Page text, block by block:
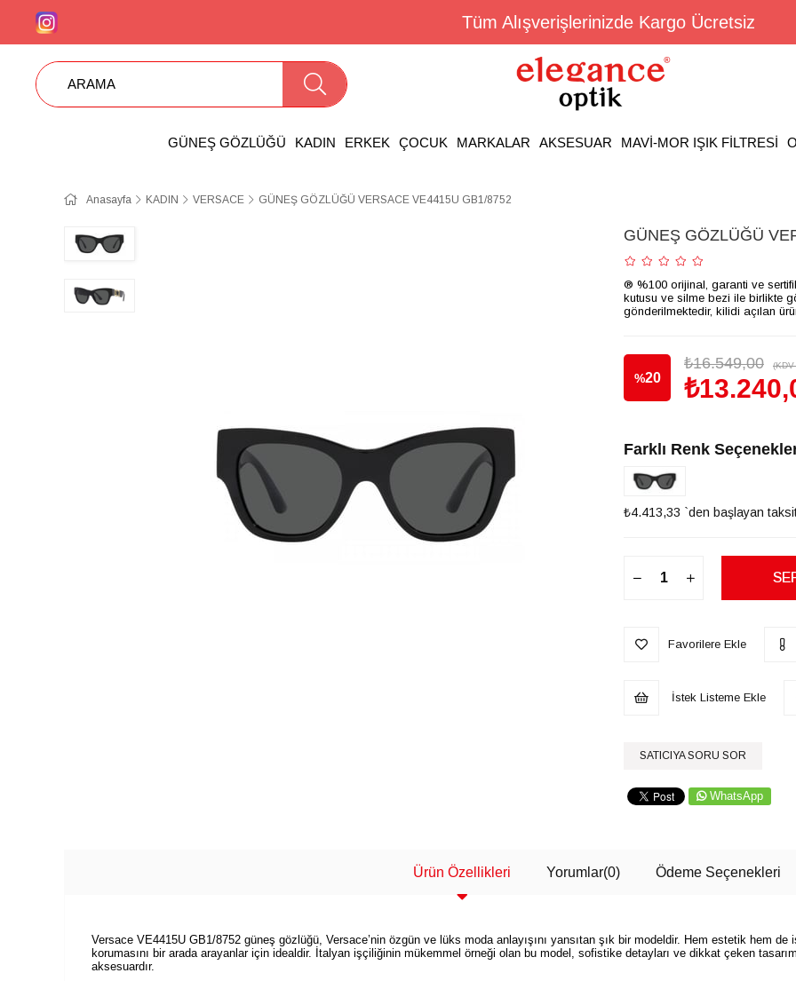
Tüm Alışverişlerinizde Kargo Ücretsiz
GÜNEŞ GÖZLÜĞÜ KADIN ERKEK ÇOCUK MARKALAR AKSESUAR MAVİ-MOR IŞIK FİLTRESİ
Anasayfa KADIN VERSACE GÜNEŞ GÖZLÜĞÜ VERSACE VE4415U GB1/8752
GÜNEŞ GÖZLÜĞÜ
® %100 orijinal, garanti ve
kutusu ve silme bezi ile birlikte
gönderilmektedir, kilidi açılan
%20
₺16.549,00 (KDV
Farklı Renk
₺4.413,33 `den başlayan
Favorilere Ekle
İstek Listeme Ekle
SATICIYA SORU SOR
WhatsApp
Ürün Özellikleri Yorumlar(0) Ödeme Seçenekleri
Versace VE4415U GB1/8752 güneş gözlüğü, Versace’nin özgün ve lüks moda anlayışını yansıtan şık bir modeldir. Hem estetik hem
korumasını bir arada arayanlar için idealdir. İtalyan işçiliğinin mükemmel örneği olan bu model, sofistike detayları ve dikkat çeken
aksesuardır.